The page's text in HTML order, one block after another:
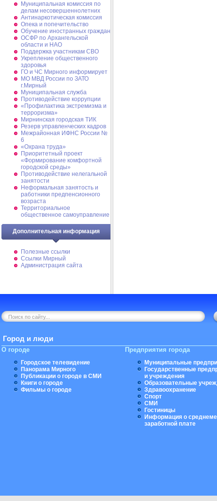
Муниципальная комиссия по
делам несовершеннолетних
Антинаркотическая комиссия
Опека и попечительство
Обучение иностранных граждан
ОСФР по Архангельской
области и НАО
Поддержка участникам СВО
Укрепление общественного
здоровья
ГО и ЧС Мирного информирует
МО МВД России по ЗАТО
г.Мирный
Муниципальная cлужба
Противодействие коррупции
«Профилактика экстремизма и
терроризма»
Мирнинская городская ТИК
Резерв управленческих кадров
Межрайонная ИФНС России №
6
«Охрана труда»
Приоритетный проект
«Формирование комфортной
городской среды»
Противодействие нелегальной
занятости
Неформальная занятость и
работники предпенсионного
возраста
Территориальное
общественное самоуправление
Дополнительная информация
Полезные ссылки
Ссылки Мирный
Администрация сайта
Город и люди
О городе
Городское телевидение
Панорама Мирного
Публикации о городе в СМИ
Книги о городе
Фильмы о городе
Предприятия города
Муниципальные
Государственные
и учреждения
Образовательные
Здравоохранение
Спорт
СМИ
Гостиницы
Информация о
заработной плате